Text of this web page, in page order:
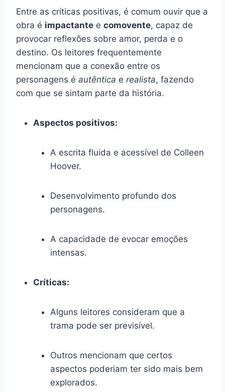
Entre as críticas positivas, é comum ouvir que a
obra é impactante e comovente, capaz de
provocar reflexões sobre amor, perda e o
destino. Os leitores frequentemente
mencionam que a conexão entre os
personagens é autêntica e realista, fazendo
com que se sintam parte da história.
Aspectos positivos:
A escrita fluida e acessível de Colleen
Hoover.
Desenvolvimento profundo dos
personagens.
A capacidade de evocar emoções
intensas.
Críticas:
Alguns leitores consideram que a
trama pode ser previsível.
Outros mencionam que certos
aspectos poderiam ter sido mais bem
explorados.